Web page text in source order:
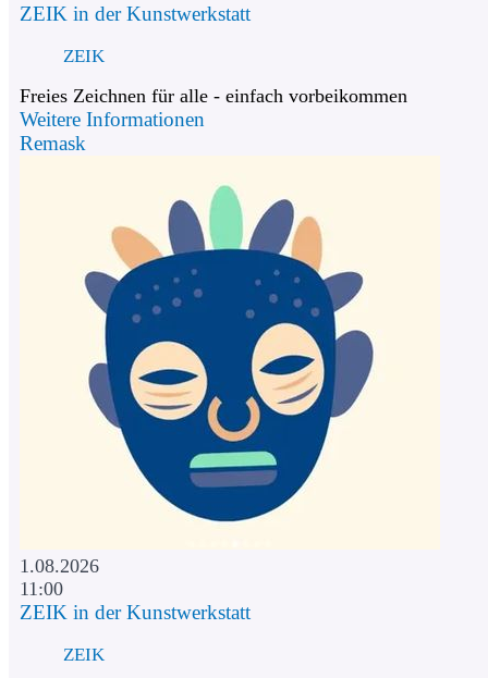
ZEIK in der Kunstwerkstatt
ZEIK
Freies Zeichnen für alle - einfach vorbeikommen
Weitere Informationen
Remask
1.08.2026
11:00
ZEIK in der Kunstwerkstatt
ZEIK